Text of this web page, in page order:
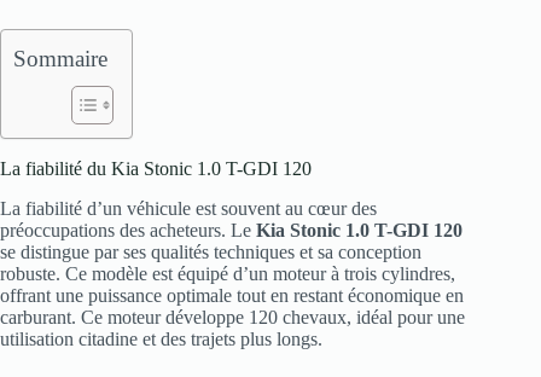
Sommaire
La fiabilité du Kia Stonic 1.0 T-GDI 120
La fiabilité d’un véhicule est souvent au cœur des
préoccupations des acheteurs. Le Kia Stonic 1.0 T-GDI 120
se distingue par ses qualités techniques et sa conception
robuste. Ce modèle est équipé d’un moteur à trois cylindres,
offrant une puissance optimale tout en restant économique en
carburant. Ce moteur développe 120 chevaux, idéal pour une
utilisation citadine et des trajets plus longs.